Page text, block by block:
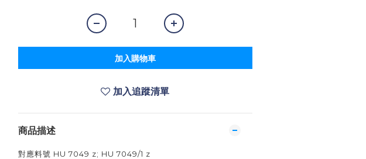
加入購物車
加入追蹤清單
商品描述
對應料號 HU 7049 z; HU 7049/1 z